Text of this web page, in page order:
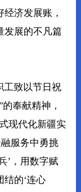
济发展账，
发展的不凡篇
工致以节日祝
奉献精神，
现代化新疆实
服务中勇挑
’，用数字赋
结的‘连心